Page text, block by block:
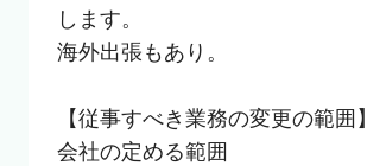
します。
海外出張もあり。
【従事すべき業務の変更の範囲】
会社の定める範囲